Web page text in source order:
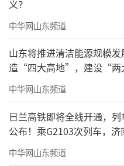
义？
中华网山东频道
山东将推进清洁能源规模
造“四大高地”，建设“两
中华网山东频道
日兰高铁即将全线开通，
公布！乘G2103次列车，
时到达
中华网山东频道